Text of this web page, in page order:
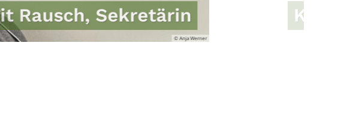
Katharina Hofer, Studentische